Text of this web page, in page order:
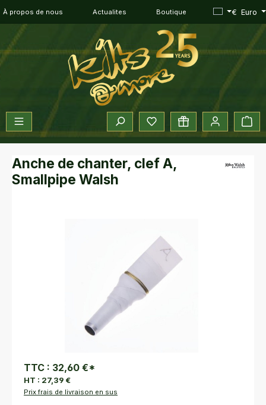
Passer au contenu principal
À propos de nous Actualites Boutique € Euro
Vous avez 0 articles dansLe
Anche de chanter, clef A,
Smallpipe Walsh
TTC : 32,60 €*
HT : 27,39 €
Prix frais de livraison en sus